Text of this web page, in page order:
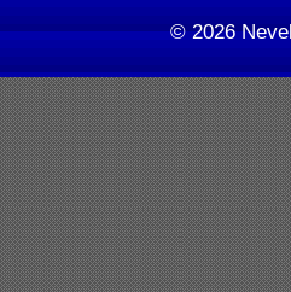
© 2026